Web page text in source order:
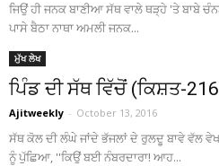
ਜਿਉਂ ਹੀ ਜਨਕ ਬਾਣੀਆ ਸੱਥ ਵਾਲੇ ਥੜ੍ਹੇ 'ਤੇ ਬਾਬੇ
ਪਾਸੇ ਬੈਠਾ ਨਾਥਾ ਅਮਲੀ ਜਨਕ...
ਮੁੱਖ ਲੇਖ
ਪਿੰਡ ਦੀ ਸੱਥ ਵਿੱਚੋਂ (ਕਿਸ਼ਤ-
Ajitweekly - October 13, 2016
ਸੱਥ ਕੋਲ ਦੀ ਲੰਘੇ ਜਾਂਦੇ ਭੱਜਲਾਂ ਦੇ ਰੁਲਦੂ ਬਾਵੇ ਵੱਲ
ਨੂੰ ਪੁੱਛਿਆ, ''ਕਿਉਂ ਬਈ ਨੰਬਰਦਾਰਾ! ਆਹ...